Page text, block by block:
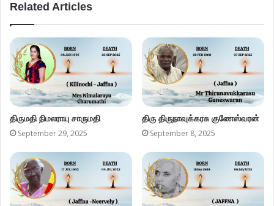
Related Articles
திருமதி நிமலராயு சாருமதி
September 29, 2025
திரு திருநாவுக்கரசு குணேஸ்வரன்
September 8, 2025